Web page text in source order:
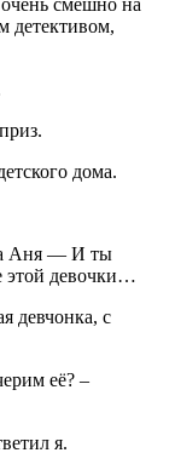
детективом,
дома.
Аня — И ты
этой девочки…
девчонка, с
её? –
я.